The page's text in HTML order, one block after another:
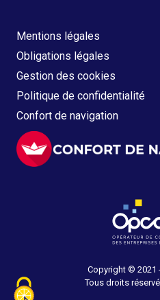
Mentions légales
Obligations légales
Gestion des cookies
Politique de confidentialité
Confort de navigation
Copyright © 2021 -
Tous droits